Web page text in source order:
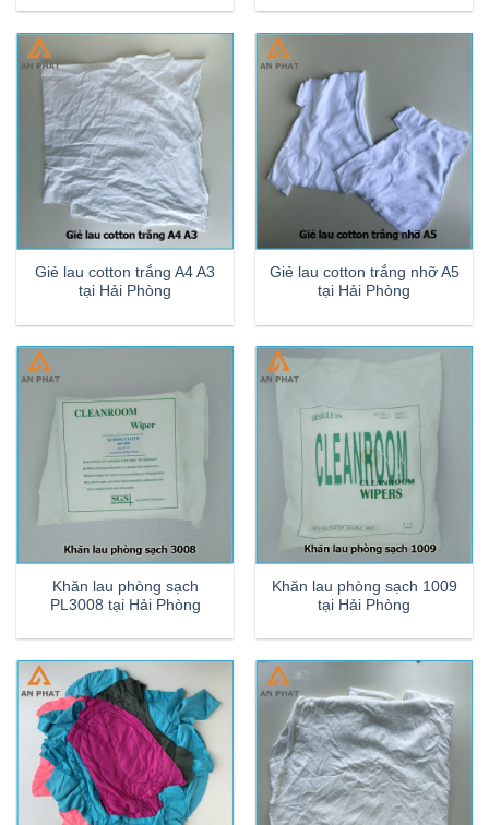
Giẻ lau cotton trắng A4 A3
tại Hải Phòng
Giẻ lau cotton trắng nhỡ A5
tại Hải Phòng
Khăn lau phòng sạch
PL3008 tại Hải Phòng
Khăn lau phòng sạch 1009
tại Hải Phòng